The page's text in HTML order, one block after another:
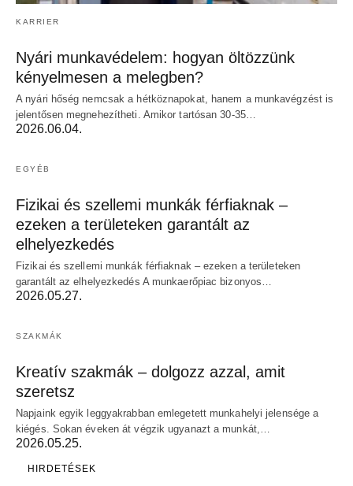
KARRIER
Nyári munkavédelem: hogyan öltözzünk
kényelmesen a melegben?
A nyári hőség nemcsak a hétköznapokat, hanem a munkavégzést is
jelentősen megnehezítheti. Amikor tartósan 30-35…
2026.06.04.
EGYÉB
Fizikai és szellemi munkák férfiaknak –
ezeken a területeken garantált az
elhelyezkedés
Fizikai és szellemi munkák férfiaknak – ezeken a területeken
garantált az elhelyezkedés A munkaerőpiac bizonyos…
2026.05.27.
SZAKMÁK
Kreatív szakmák – dolgozz azzal, amit
szeretsz
Napjaink egyik leggyakrabban emlegetett munkahelyi jelensége a
kiégés. Sokan éveken át végzik ugyanazt a munkát,…
2026.05.25.
HIRDETÉSEK